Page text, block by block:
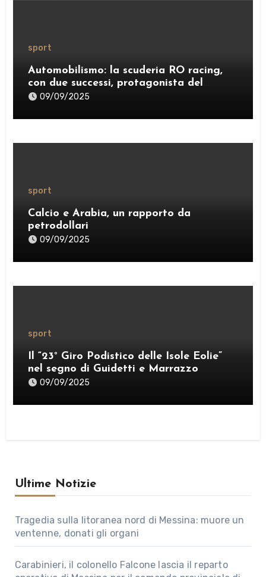
sport
Automobilismo: la scuderia RO racing,
con due successi, protagonista del
weekend
09/09/2025
sport
Calcio e Arabia, un rapporto da
petrodollari
09/09/2025
sport
Il “23° Giro Podistico delle Isole Eolie”
nel segno di Guidetti e Marrazzo
09/09/2025
Ultime Notizie
Tragedia sulla litoranea nord di Messina: muore un
ventenne, donati gli organi
Carabinieri, il colonello Falcone lascia il reparto